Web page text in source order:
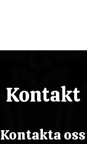
Kontakt
Kontakta oss